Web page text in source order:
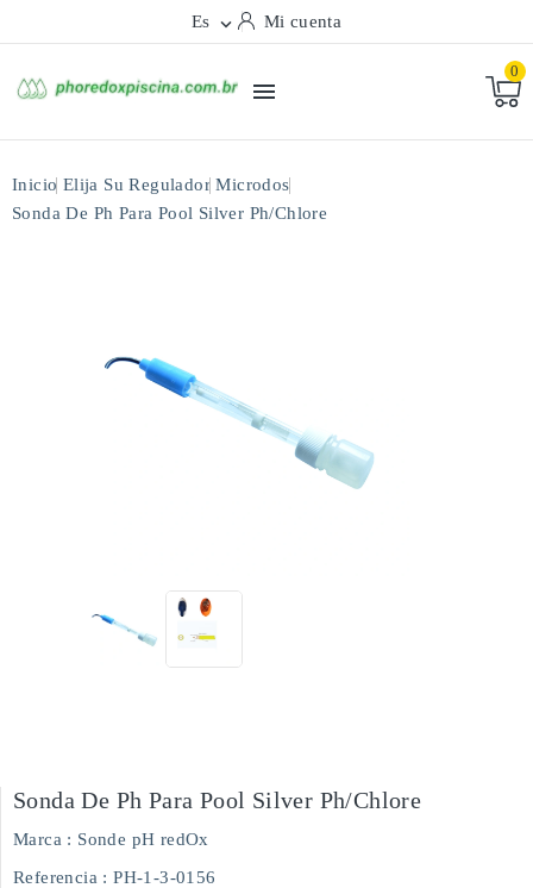
Es  Mi cuenta

0
Inicio Elija Su Regulador Microdos
Sonda De Ph Para Pool Silver Ph/chlore
Sonda De Ph Para Pool Silver Ph/chlore
Marca : Sonde pH redOx
Referencia : PH-1-3-0156